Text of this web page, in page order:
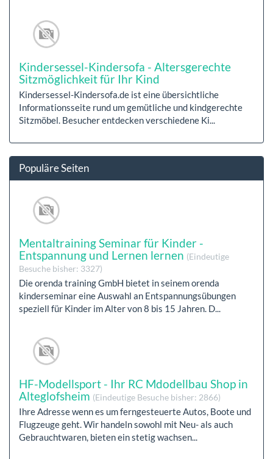
Kindersessel-Kindersofa - Altersgerechte
Sitzmöglichkeit für Ihr Kind
Kindersessel-Kindersofa.de ist eine übersichtliche
Informationsseite rund um gemütliche und kindgerechte
Sitzmöbel. Besucher entdecken verschiedene Ki...
Populäre Seiten
Mentaltraining Seminar für Kinder -
Entspannung und Lernen lernen (Eindeutige
Besuche bisher: 3327)
Die orenda training GmbH bietet in seinem orenda
kinderseminar eine Auswahl an Entspannungsübungen
speziell für Kinder im Alter von 8 bis 15 Jahren. D...
HF-Modellsport - Ihr RC Mdodellbau Shop in
Alteglofsheim (Eindeutige Besuche bisher: 2866)
Ihre Adresse wenn es um ferngesteuerte Autos, Boote und
Flugzeuge geht. Wir handeln sowohl mit Neu- als auch
Gebrauchtwaren, bieten ein stetig wachsen...